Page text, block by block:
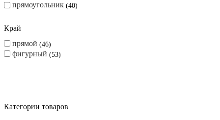
прямоугольник 40
Край
прямой
46
фигурный 53
Категории товаров